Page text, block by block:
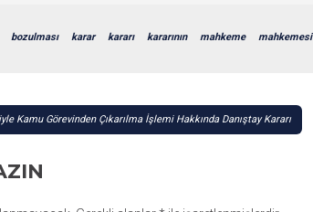
bozulması karar kararı kararının mahkeme mahkemesi
Kamu Görevinden Çıkarılma İşlemi Hakkında Danıştay Kararı